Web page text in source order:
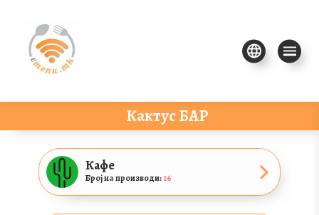
Кактус БАР
Кафе
Број на производи:16